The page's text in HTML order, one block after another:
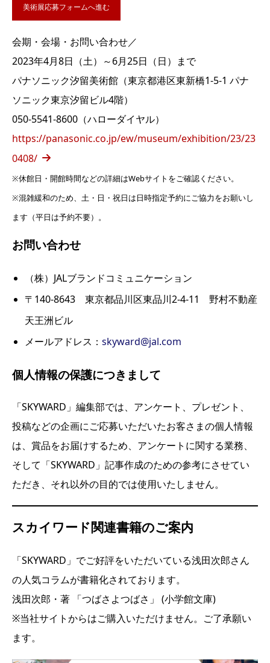
美術展応募フォームへ進む
会期・会場・お問い合わせ／
2023年4月8日（土）～6月25日（日）まで
パナソニック汐留美術館（東京都港区東新橋1-5-1 パナ
ソニック東京汐留ビル4階）
050-5541-8600（ハローダイヤル）
https://panasonic.co.jp/ew/museum/exhibition/23/23
0408/
※休館日・開館時間などの詳細はWebサイトをご確認ください。
※混雑緩和のため、土・日・祝日は日時指定予約にご協力をお願いし
ます（平日は予約不要）。
お問い合わせ
（株）JALブランドコミュニケーション
〒140-8643 東京都品川区東品川2-4-11 野村不動産
天王洲ビル
メールアドレス： skyward@jal.com
個人情報の保護につきまして
「SKYWARD」編集部では、アンケート、プレゼント、
投稿などの企画にご応募いただいたお客さまの個人情報
は、賞品をお届けするため、アンケートに関する業務、
そして「SKYWARD」記事作成のための参考にさせてい
ただき、それ以外の目的では使用いたしません。
スカイワード関連書籍のご案内
「SKYWARD」でご好評をいただいている浅田次郎さん
の人気コラムが書籍化されております。
浅田次郎・著 「つばさよつばさ」 (小学館文庫)
※当社サイトからはご購入いただけません。ご了承願い
ます。